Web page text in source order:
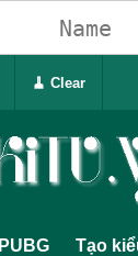
PUBG Tạo
🧹 Clear